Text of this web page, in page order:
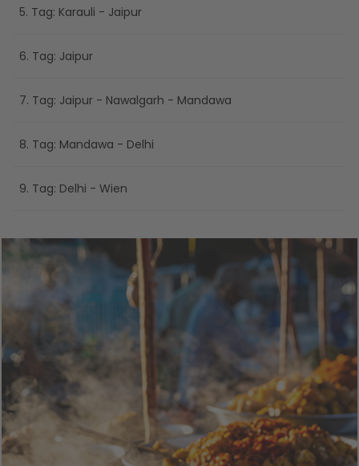
5. Tag: Karauli - Jaipur
6. Tag: Jaipur
7. Tag: Jaipur - Nawalgarh - Mandawa
8. Tag: Mandawa - Delhi
9. Tag: Delhi - Wien